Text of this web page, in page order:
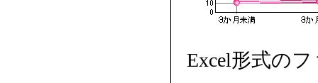
Excel形式の